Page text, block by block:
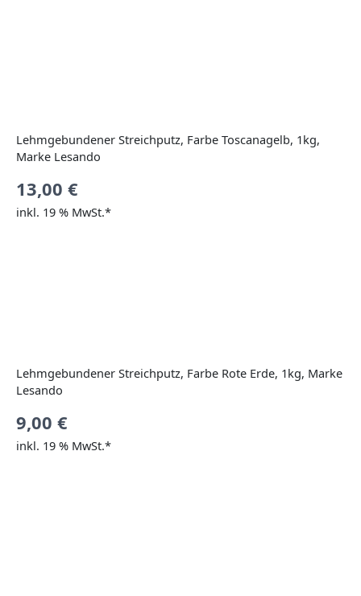
Lehmgebundener Streichputz, Farbe Toscanagelb, 1kg,
Marke Lesando
13,00 €
inkl. 19 % MwSt.*
Lehmgebundener Streichputz, Farbe Rote Erde, 1kg, Marke
Lesando
9,00 €
inkl. 19 % MwSt.*